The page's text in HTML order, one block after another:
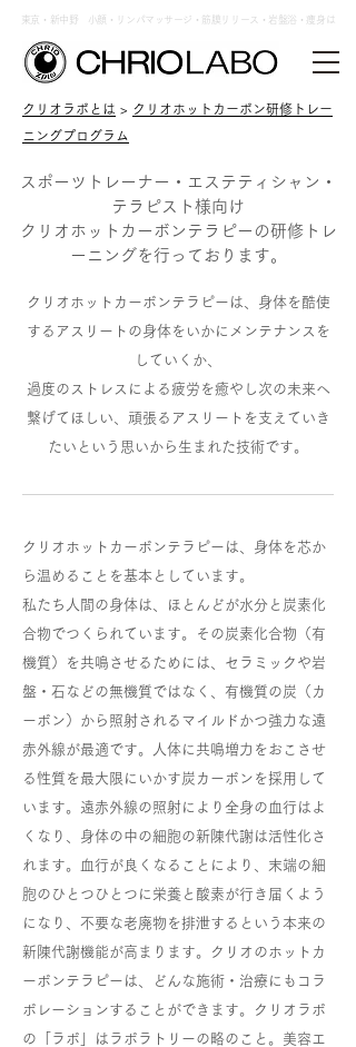
東京・新中野 小顔・リンパマッサージ・筋膜リリース・岩盤浴・痩身は
クリオラボとは > クリオホットカーボン研修トレー
ニングプログラム
スポーツトレーナー・エステティシャン・
テラピスト様向け
クリオホットカーボンテラピーの研修トレ
ーニングを行っております。
クリオホットカーボンテラピーは、身体を酷使
するアスリートの身体をいかにメンテナンスを
していくか、
過度のストレスによる疲労を癒やし次の未来へ
繋げてほしい、頑張るアスリートを支えていき
たいという思いから生まれた技術です。
クリオホットカーボンテラピーは、身体を芯か
ら温めることを基本としています。
私たち人間の身体は、ほとんどが水分と炭素化
合物でつくられています。その炭素化合物（有
機質）を共鳴させるためには、セラミックや岩
盤・石などの無機質ではなく、有機質の炭（カ
ーボン）から照射されるマイルドかつ強力な遠
赤外線が最適です。人体に共鳴増力をおこさせ
る性質を最大限にいかす炭カーボンを採用して
います。遠赤外線の照射により全身の血行はよ
くなり、身体の中の細胞の新陳代謝は活性化さ
れます。血行が良くなることにより、末端の細
胞のひとつひとつに栄養と酸素が行き届くよう
になり、不要な老廃物を排泄するという本来の
新陳代謝機能が高まります。クリオのホットカ
ーボンテラピーは、どんな施術・治療にもコラ
ボレーションすることができます。クリオラボ
の「ラボ」はラボラトリーの略のこと。美容エ